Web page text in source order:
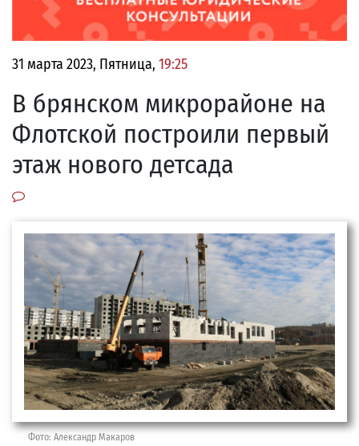
31 марта 2023, Пятница, 19:25
В брянском микрорайоне на
Флотской построили первый
этаж нового детсада
Фото: Александр Макаров